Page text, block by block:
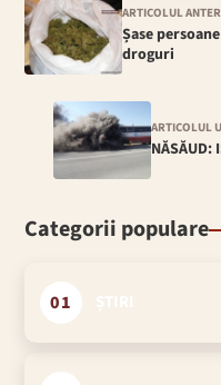
ARTICOLUL
Șase
droguri
ARTICOLUL
Categorii populare
01